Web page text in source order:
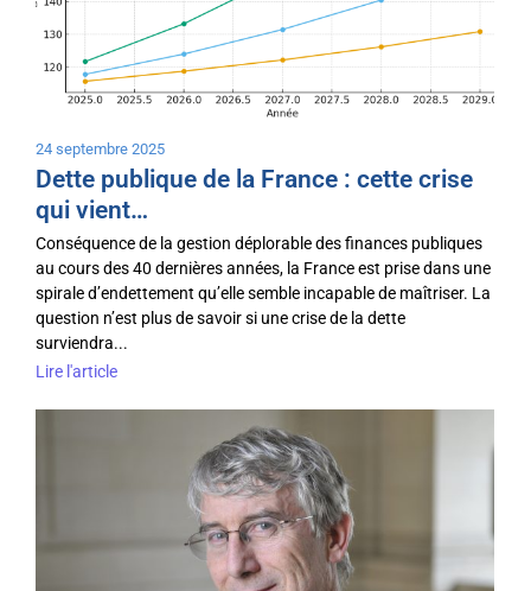
24 septembre 2025
Dette publique de la France : cette crise
qui vient…
Conséquence de la gestion déplorable des finances publiques
au cours des 40 dernières années, la France est prise dans une
spirale d’endettement qu’elle semble incapable de maîtriser. La
question n’est plus de savoir si une crise de la dette
surviendra...
Lire l'article